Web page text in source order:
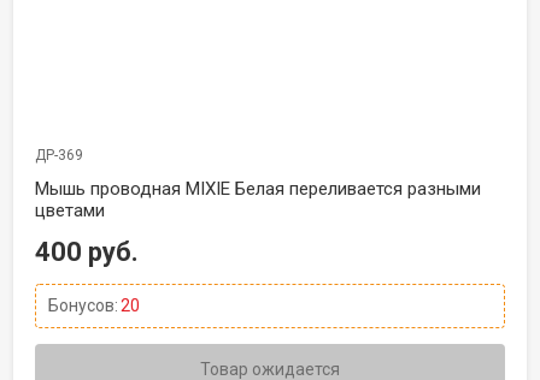
ДР-369
Мышь проводная MIXIE Белая переливается разными
цветами
400 руб.
Бонусов:20
Товар ожидается